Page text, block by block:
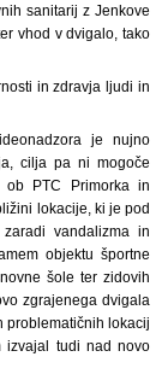
sanitarij z Jenkove
vhod v dvigalo, tako
in zdravja ljudi in
je nujno
cilja pa ni mogoče
PTC Primorka in
lokacije, ki je pod
vandalizma in
objektu športne
šole ter zidovih
zgrajenega dvigala
problematičnih lokacij
izvajal tudi nad novo